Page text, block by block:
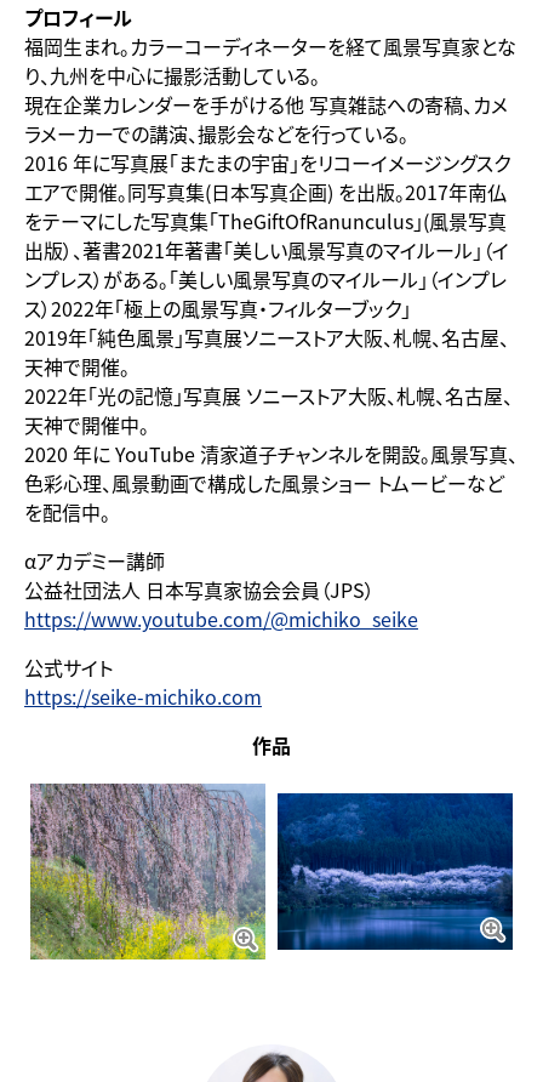
プロフィール
福岡生まれ。カラーコーディネーターを経て風景写真家とな
り、九州を中心に撮影活動している。
現在企業カレンダーを手がける他 写真雑誌への寄稿、カメ
ラメーカーでの講演、撮影会などを行っている。
2016 年に写真展「またまの宇宙」をリコーイメージングスク
エアで開催。同写真集(日本写真企画) を出版。2017年南仏
をテーマにした写真集「TheGiftOfRanunculus」(風景写真
出版）、著書2021年著書「美しい風景写真のマイルール」（イ
ンプレス）がある。「美しい風景写真のマイルール」（インプレ
ス）2022年「極上の風景写真・フィルターブック」
2019年「純色風景」写真展ソニーストア大阪、札幌、名古屋、
天神で開催。
2022年「光の記憶」写真展 ソニーストア大阪、札幌、名古屋、
天神で開催中。
2020 年に YouTube 清家道子チャンネルを開設。風景写真、
色彩心理、風景動画で構成した風景ショー トムービーなど
を配信中。
αアカデミー講師
公益社団法人 日本写真家協会会員（JPS）
https://www.youtube.com/@michiko_seike
公式サイト
https://seike-michiko.com
作品